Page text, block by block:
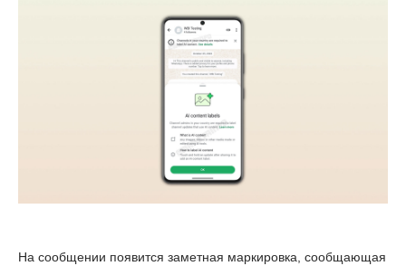
На сообщении появится заметная маркировка, сообщающая